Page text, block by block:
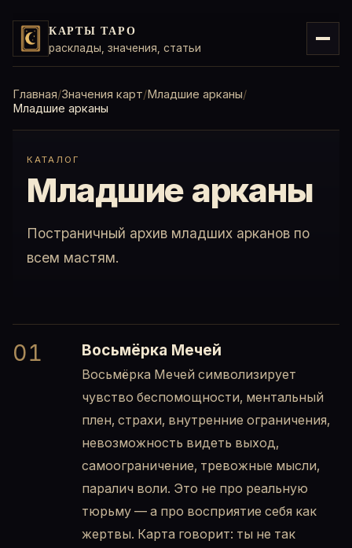
КАРТЫ ТАРО
расклады, значения, статьи
Главная Значения карт Младшие арканы
Младшие арканы
КАТАЛОГ
Младшие арканы
Постраничный архив младших арканов по
всем мастям.
01 Восьмёрка Мечей
Восьмёрка Мечей символизирует
чувство беспомощности, ментальный
плен, страхи, внутренние ограничения,
невозможность видеть выход,
самоограничение, тревожные мысли,
паралич воли. Это не про реальную
тюрьму — а про восприятие себя как
жертвы. Карта говорит: ты не так